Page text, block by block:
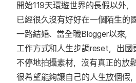
開始119天環遊世界的長假以外，
已經很久沒有好好在一個陌生的
一路結婚、當全職Blogger以來，
工作方式和人生步調reset，出國
不停地拍攝素材，沒有真正的放鬆
很希望能夠讓自己的人生放個假